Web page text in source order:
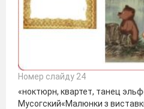
Номер слайду 24
«ноктюрн, квартет, танец
Мусогский«Малюнки з